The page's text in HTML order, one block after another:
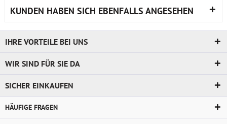
KUNDEN HABEN SICH EBENFALLS ANGESEHEN
IHRE VORTEILE BEI UNS
WIR SIND FÜR SIE DA
SICHER EINKAUFEN
HÄUFIGE FRAGEN